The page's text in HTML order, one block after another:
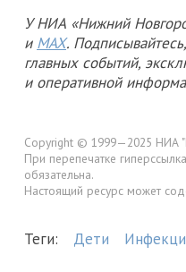
У НИА «Нижний
и MAX.
главных событий,
и оперативной
Copyright © 1999—2025 НИА
При перепечатке
обязательна.
Настоящий ресурс может
Теги: Дети